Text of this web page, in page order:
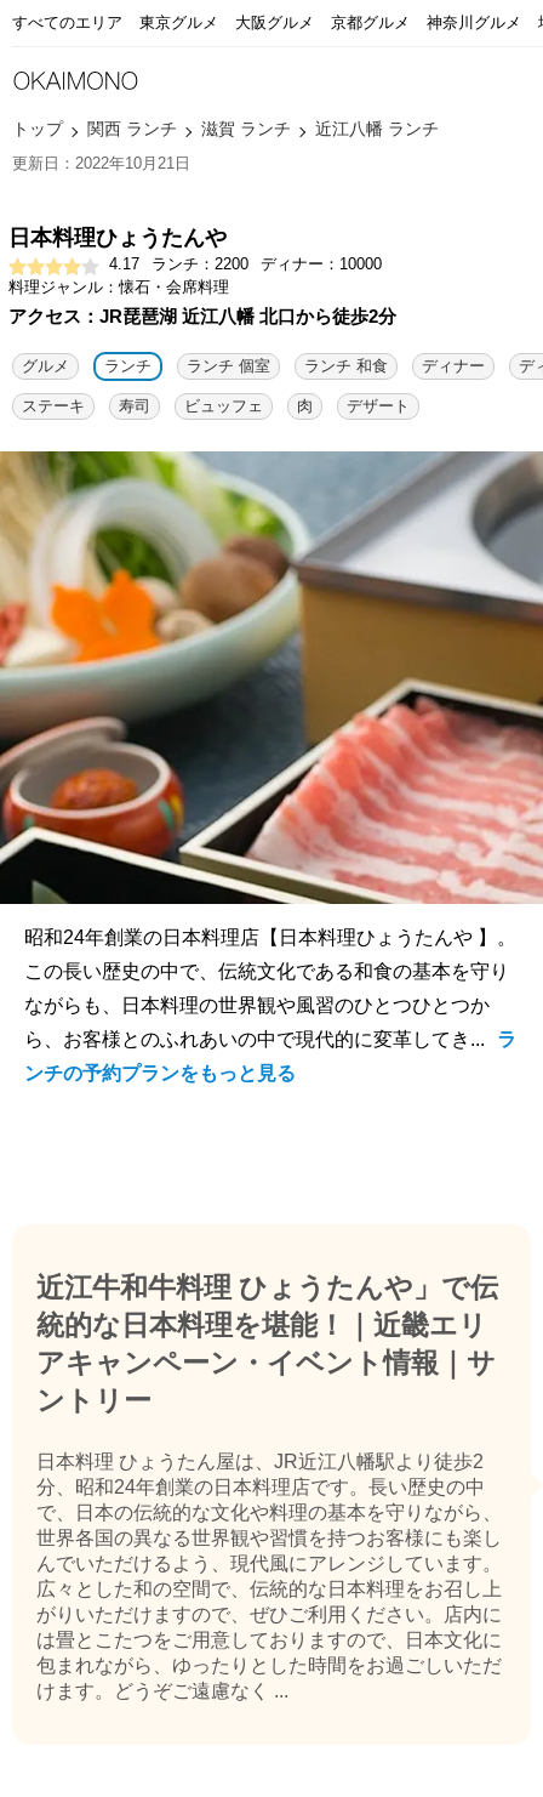
すべてのエリア 東京グルメ 大阪グルメ 京都グルメ 神奈川グルメ
トップ 関西 ランチ 滋賀 ランチ 近江八幡 ランチ
更新日：2022年10月21日
日本料理ひょうたんや
4.17 ランチ：2200
ディナー：10000
料理ジャンル：懐石・会席料理
アクセス：JR琵琶湖 近江八幡 北口から徒歩2分
グルメ ランチ ランチ 個室 ランチ 和食 ディナー デ
ステーキ 寿司 ビュッフェ 肉 デザート
昭和24年創業の日本料理店【日本料理ひょうたんや 】。
この長い歴史の中で、伝統文化である和食の基本を守り
ながらも、日本料理の世界観や風習のひとつひとつか
ら、お客様とのふれあいの中で現代的に変革してき...
ラ
ンチの予約プランをもっと見る
近江牛和牛料理 ひょうたんや」で伝
統的な日本料理を堪能！｜近畿エリ
アキャンペーン・イベント情報｜サ
ントリー
日本料理 ひょうたん屋は、JR近江八幡駅より徒歩2
分、昭和24年創業の日本料理店です。長い歴史の中
で、日本の伝統的な文化や料理の基本を守りながら、
世界各国の異なる世界観や習慣を持つお客様にも楽し
んでいただけるよう、現代風にアレンジしています。
広々とした和の空間で、伝統的な日本料理をお召し上
がりいただけますので、ぜひご利用ください。店内に
は畳とこたつをご用意しておりますので、日本文化に
包まれながら、ゆったりとした時間をお過ごしいただ
けます。どうぞご遠慮なく ...